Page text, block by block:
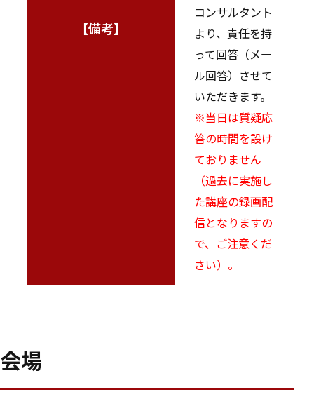
【備考】
コンサルタント
より、責任を持
って回答（メー
ル回答）させて
いただきます。
※当日は質疑応
答の時間を設け
ておりません
（過去に実施し
た講座の録画配
信となりますの
で、ご注意くだ
さい）。
会場